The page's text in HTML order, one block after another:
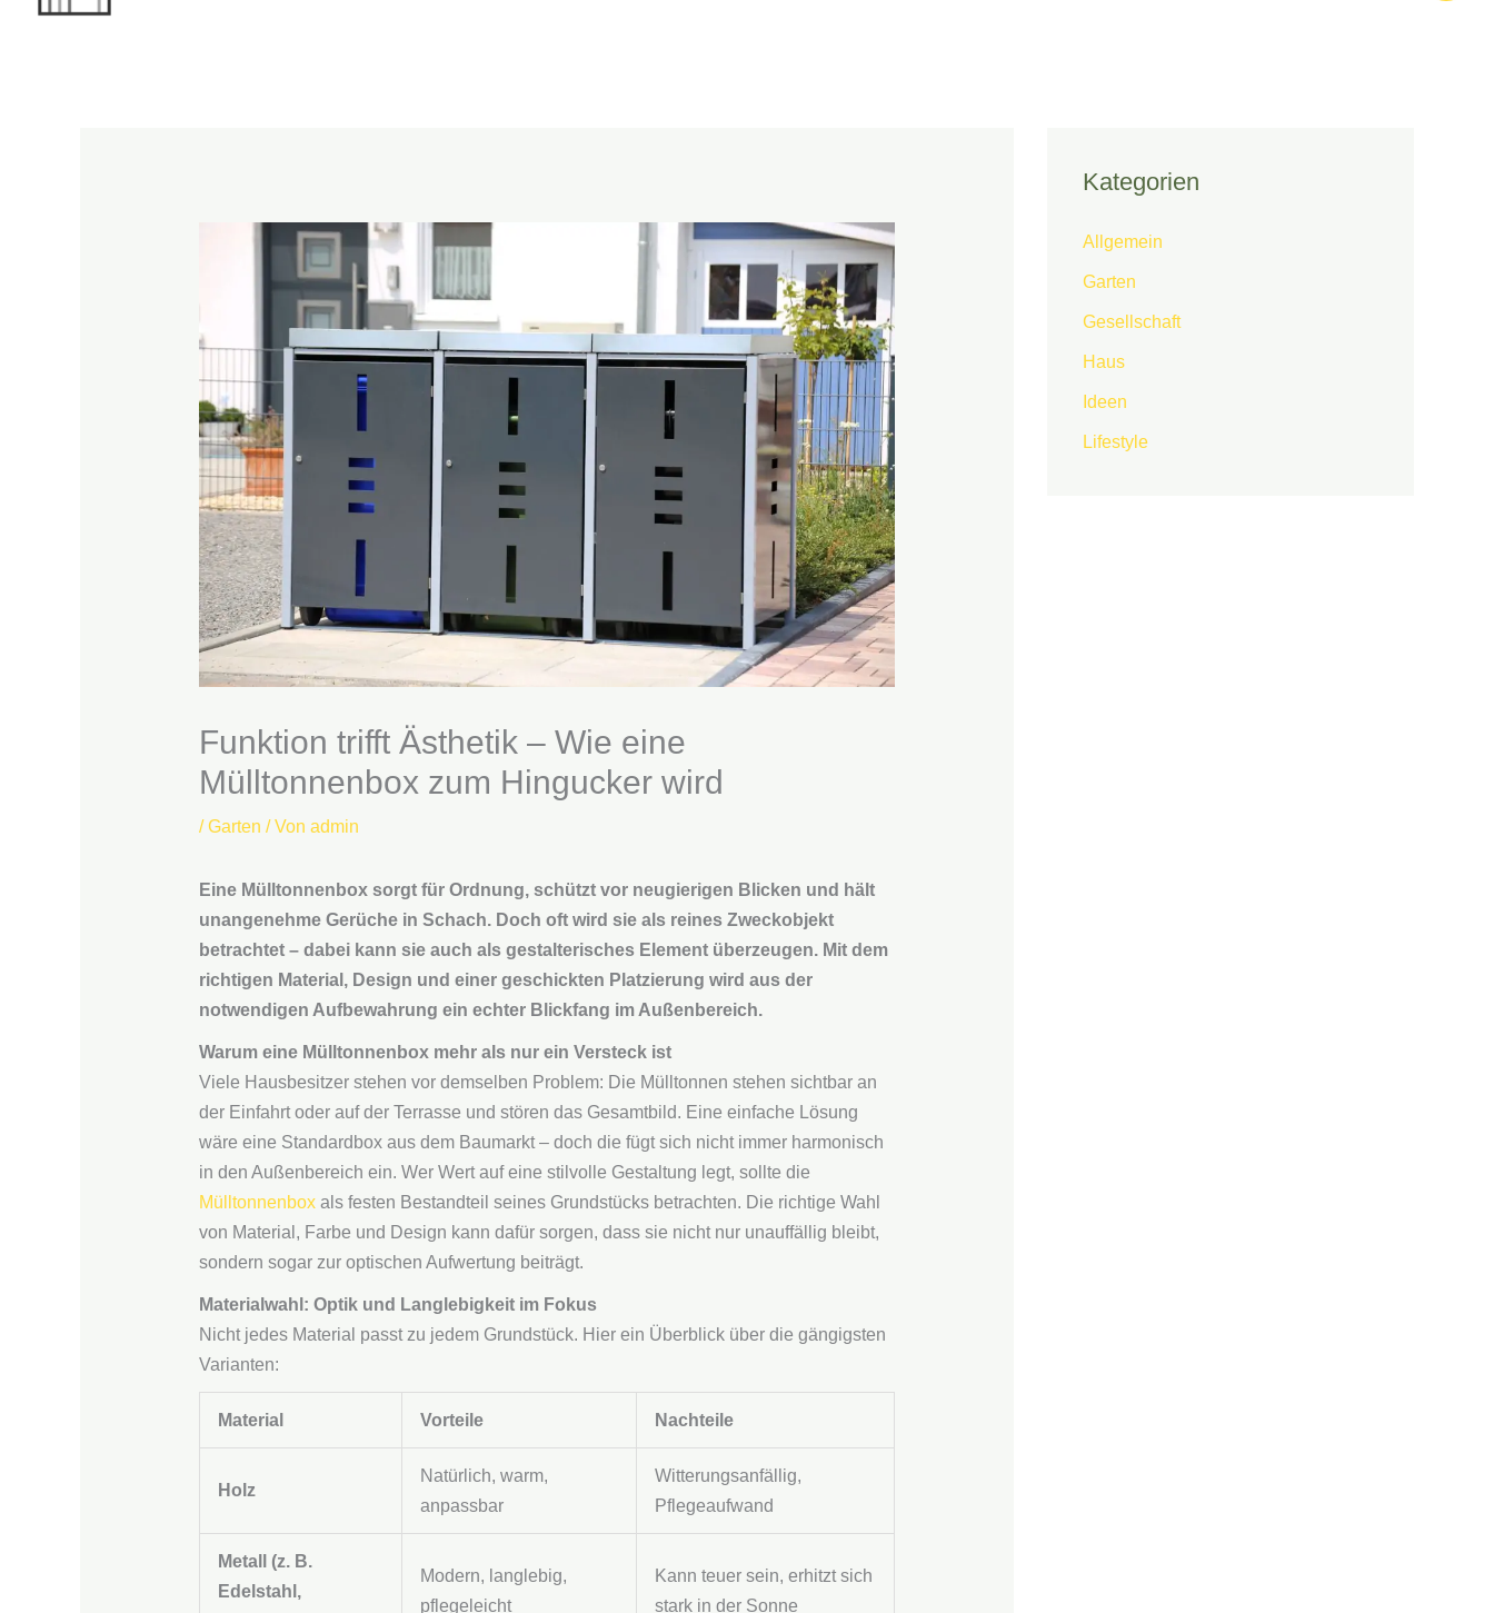
Funktion trifft Ästhetik – Wie eine
Mülltonnenbox zum Hingucker wird
/Garten / Von admin
Eine Mülltonnenbox sorgt für Ordnung, schützt vor neugierigen Blicken und hält
unangenehme Gerüche in Schach. Doch oft wird sie als reines Zweckobjekt
betrachtet – dabei kann sie auch als gestalterisches Element überzeugen. Mit dem
richtigen Material, Design und einer geschickten Platzierung wird aus der
notwendigen Aufbewahrung ein echter Blickfang im Außenbereich.
Warum eine Mülltonnenbox mehr als nur ein Versteck ist
Viele Hausbesitzer stehen vor demselben Problem: Die Mülltonnen stehen sichtbar an
der Einfahrt oder auf der Terrasse und stören das Gesamtbild. Eine einfache Lösung
wäre eine Standardbox aus dem Baumarkt – doch die fügt sich nicht immer harmonisch
in den Außenbereich ein. Wer Wert auf eine stilvolle Gestaltung legt, sollte die
Mülltonnenboxals festen Bestandteil seines Grundstücks betrachten. Die richtige Wahl
von Material, Farbe und Design kann dafür sorgen, dass sie nicht nur unauffällig bleibt,
sondern sogar zur optischen Aufwertung beiträgt.
Materialwahl: Optik und Langlebigkeit im Fokus
Nicht jedes Material passt zu jedem Grundstück. Hier ein Überblick über die gängigsten
Varianten:
Material Vorteile Nachteile
Holz
Natürlich, warm,
anpassbar
Witterungsanfällig,
Pflegeaufwand
Metall (z. B.
Edelstahl,
Modern, langlebig,
pflegeleicht
Kann teuer sein, erhitzt sich
stark in der Sonne
Kategorien
Allgemein
Garten
Gesellschaft
Haus
Ideen
Lifestyle